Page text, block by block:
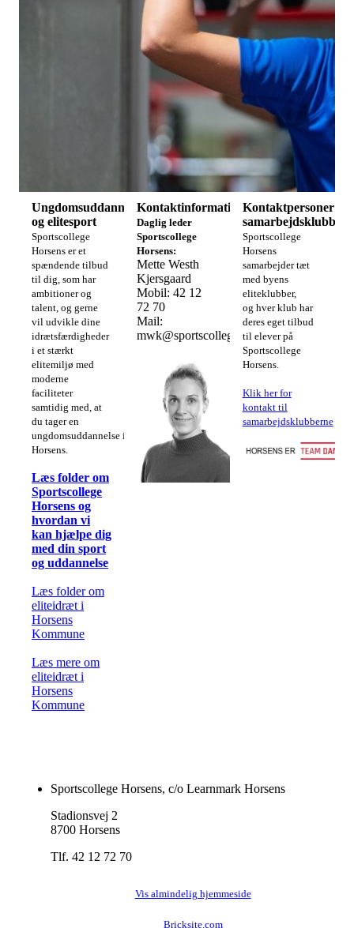
Ungdomsuddannelse
og elitesport
Sportscollege
Horsens er et
spændende tilbud
til dig, som har
ambitioner og
talent, og gerne
vil udvikle dine
idrætsfærdigheder
i et stærkt
elitemiljø med
moderne
faciliteter
samtidig med, at
du tager en
ungdomsuddannelse i
Horsens.
Læs folder om
Sportscollege
Horsens og
hvordan vi
kan hjælpe dig
med din sport
og uddannelse
Læs folder om
eliteidræt i
Horsens
Kommune
Læs mere om
eliteidræt i
Horsens
Kommune
Kontaktinformation
Daglig leder
Sportscollege
Horsens:
Mette Westh
Kjersgaard
Mobil: 42 12
72 70
Mail:
mwk@sportscollegehorsens.dk
Kontaktpersoner -
samarbejdsklubber
Sportscollege
Horsens
samarbejder tæt
med byens
eliteklubber,
og hver klub har
deres eget tilbud
til elever på
Sportscollege
Horsens.
Klik her for
kontakt til
samarbejdsklubberne
Sportscollege Horsens, c/o Learnmark Horsens
Stadionsvej 2
8700 Horsens
Tlf. 42 12 72 70
Vis almindelig hjemmeside
Bricksite.com